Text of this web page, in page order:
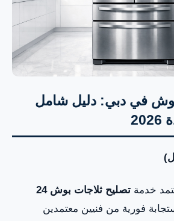
EN — English
في دبي: دليل شامل
خدمة
تصليح ثلاجات بوش 24
فورية من فنيين معتمدين